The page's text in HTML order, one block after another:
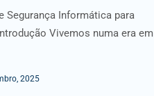
Segurança Informática para
Vivemos numa era em
2025